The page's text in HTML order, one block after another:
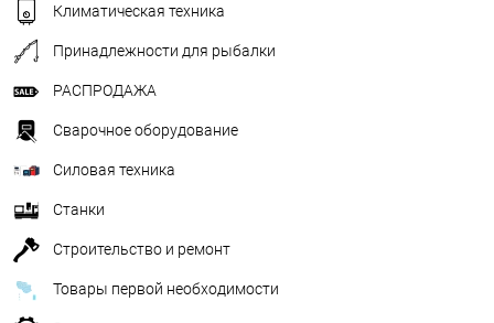
Климатическая техника
Принадлежности для рыбалки
РАСПРОДАЖА
Сварочное оборудование
Силовая техника
Станки
Строительство и ремонт
Товары первой необходимости